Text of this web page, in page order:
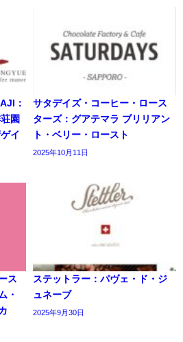
：
園
イ
サタデイズ・コーヒー・ロース
ターズ：グアテマラ ブリリアン
ト・ベリー・ロースト
2025年10月11日
ス
・
ステットラー：パヴェ・ド・ジ
ュネーブ
2025年9月30日